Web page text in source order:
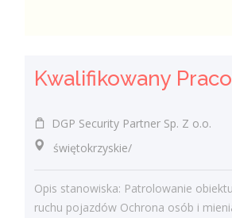
DGP Security Partner Sp. Z o.o.
świętokrzyskie/
Opis stanowiska: Patrolowanie
ruchu pojazdów Ochrona osób i